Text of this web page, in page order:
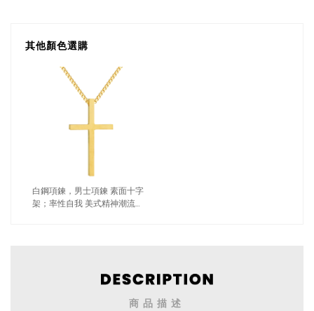
其他顏色選購
白鋼項鍊，男士項鍊 素面十字
架；率性自我 美式精神潮流
商品描述